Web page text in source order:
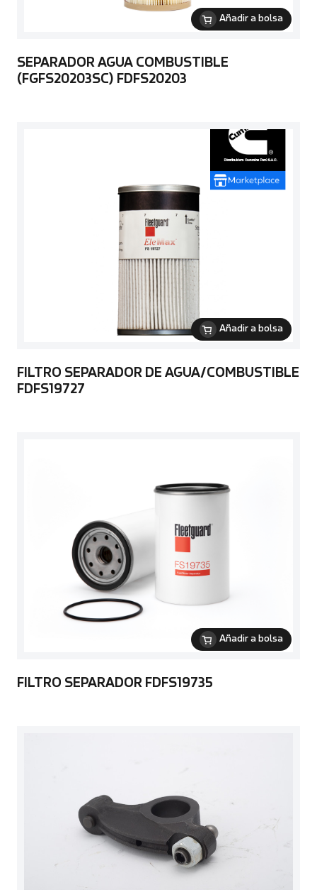
Añadir a bolsa
SEPARADOR AGUA COMBUSTIBLE
(FGFS20203SC) FDFS20203
Añadir a bolsa
FILTRO SEPARADOR DE AGUA/COMBUSTIBLE
FDFS19727
Añadir a bolsa
FILTRO SEPARADOR FDFS19735